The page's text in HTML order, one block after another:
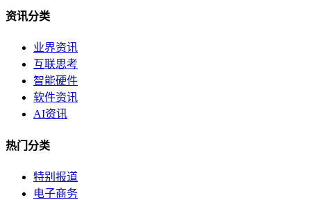
资讯分类
业界资讯
互联思考
智能硬件
软件资讯
AI资讯
热门分类
特别报道
电子商务